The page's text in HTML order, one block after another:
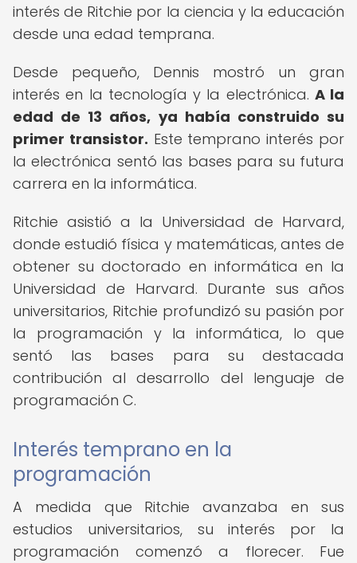
interés de Ritchie por la ciencia y la educación
desde una edad temprana.
Desde pequeño, Dennis mostró un gran
interés en la tecnología y la electrónica. A la
edad de 13 años, ya había construido su
primer transistor. Este temprano interés por
la electrónica sentó las bases para su futura
carrera en la informática.
Ritchie asistió a la Universidad de Harvard,
donde estudió física y matemáticas, antes de
obtener su doctorado en informática en la
Universidad de Harvard. Durante sus años
universitarios, Ritchie profundizó su pasión por
la programación y la informática, lo que
sentó las bases para su destacada
contribución al desarrollo del lenguaje de
programación C.
Interés temprano en la
programación
A medida que Ritchie avanzaba en sus
estudios universitarios, su interés por la
programación comenzó a florecer. Fue